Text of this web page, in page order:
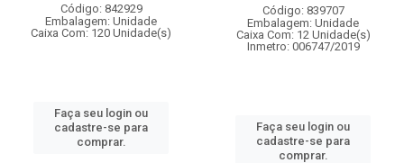
Código: 842929
Embalagem: Unidade
Caixa Com: 120 Unidade(s)
Faça seu login ou
cadastre-se para
comprar.
Código: 839707
Embalagem: Unidade
Caixa Com: 12 Unidade(s)
Inmetro: 006747/2019
Faça seu login ou
cadastre-se para
comprar.